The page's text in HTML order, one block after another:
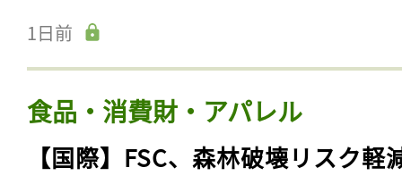
1日前
食品・消費財・アパレル
【国際】FSC、森林破壊リスク軽